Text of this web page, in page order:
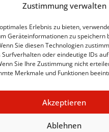
Zustimmung verwalten
Erlebnis zu bieten,
Geräteinformationen zu speichern
Sie diesen Technologien
Surfverhalten oder eindeutige IDs
Sie Ihre Zustimmung nicht
Merkmale und Funktionen
Akzeptieren
Ablehnen
Zürich
Zürich